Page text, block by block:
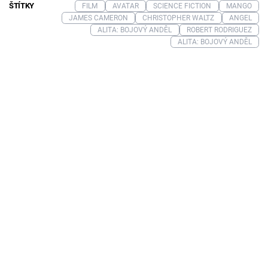
ŠTÍTKY FILM AVATAR SCIENCE FICTION
MANGO
JAMES CAMERON
CHRISTOPHER WALTZ
ANGEL
ALITA: BOJOVÝ ANDĚL
ROBERT RODRIGUEZ
ALITA: BOJOVÝ ANDĚL